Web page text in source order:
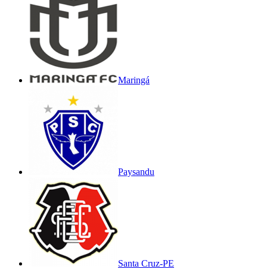
Maringá
Paysandu
Santa Cruz-PE